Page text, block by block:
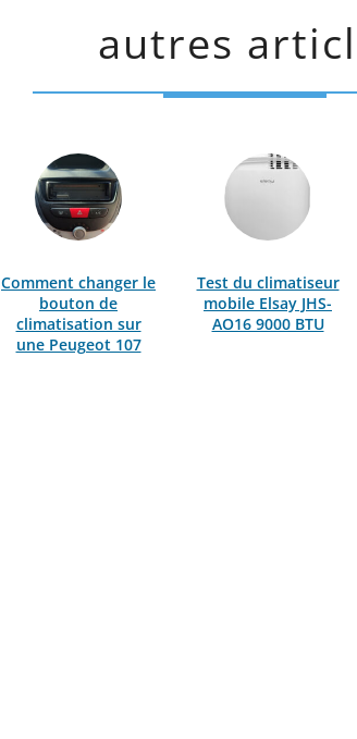
autres
Comment changer le
bouton de
climatisation sur
une Peugeot 107
Test du climatiseur
mobile Elsay JHS-
AO16 9000 BTU